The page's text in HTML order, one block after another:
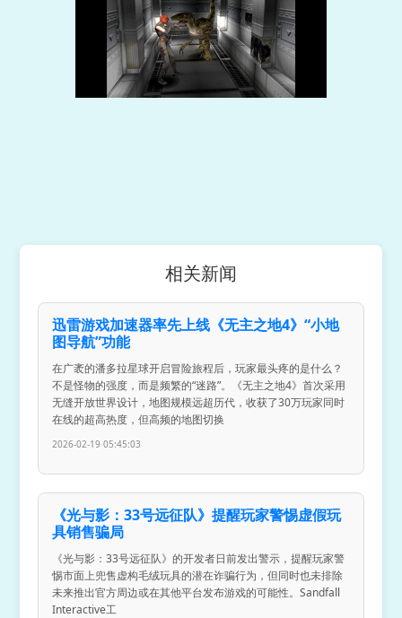
相关新闻
迅雷游戏加速器率先上线《无主之地4》“小地
图导航”功能
在广袤的潘多拉星球开启冒险旅程后，玩家最头疼的是什么？
不是怪物的强度，而是频繁的“迷路”。《无主之地4》首次采用
无缝开放世界设计，地图规模远超历代，收获了30万玩家同时
在线的超高热度，但高频的地图切换
2026-02-19 05:45:03
《光与影：33号远征队》提醒玩家警惕虚假玩
具销售骗局
《光与影：33号远征队》的开发者日前发出警示，提醒玩家警
惕市面上兜售虚构毛绒玩具的潜在诈骗行为，但同时也未排除
未来推出官方周边或在其他平台发布游戏的可能性。Sandfall
Interactive工